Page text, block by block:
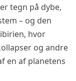
tegn på dybe,
– og den
hvor
og andre
en af planetens